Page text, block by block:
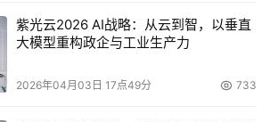
全新发布基于盘古多模态大模型的世界
驶、具身智能机器人的训练，构建所需
实现持续优化迭代。
紫光云2026 AI战略：从云到智，以垂直
大模型重构政企与工业生产力
2026年04月03日 17点49分 733